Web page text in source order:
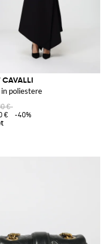
CAVALLI
poliestere
€
€
-40%